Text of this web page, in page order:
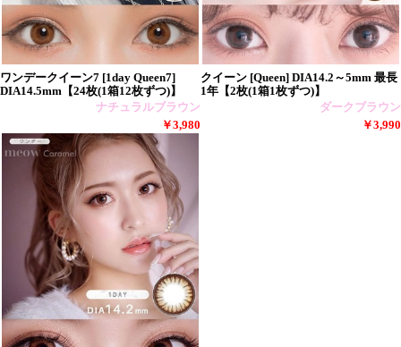
ワンデークイーン7 [1day Queen7]
DIA14.5mm【24枚(1箱12枚ずつ)】
ナチュラルブラウン
￥3,980
クイーン [Queen] DIA14.2～5mm 最長
1年【2枚(1箱1枚ずつ)】
ダークブラウン
￥3,990